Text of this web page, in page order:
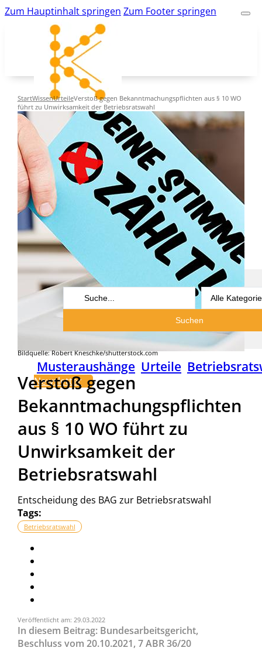
Zum Hauptinhalt springen Zum Footer springen
kk-bildung.de
Suche
Search
Suchen
Musteraushänge Urteile
Newsletter
StartWissenUrteileVerstoß gegen Bekanntmachungspflichten aus § 10 WO
führt zu Unwirksamkeit der Betriebsratswahl
Bildquelle: Robert Kneschke/shutterstock.com
Verstoß gegen
Bekanntmachungspflichten
aus § 10 WO führt zu
Unwirksamkeit der
Betriebsratswahl
Entscheidung des BAG zur Betriebsratswahl
Tags:
Betriebsratswahl
Veröffentlicht am: 29.03.2022
In diesem Beitrag: Bundesarbeitsgericht,
Beschluss vom 20.10.2021, 7 ABR 36/20